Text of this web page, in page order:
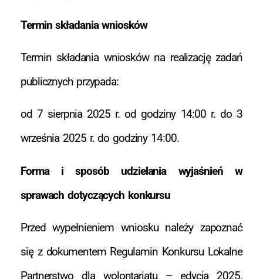
Termin składania wniosków
Termin składania wniosków na realizację zadań
publicznych przypada:
od 7 sierpnia 2025 r. od godziny 14:00 r. do 3
września 2025 r. do godziny 14:00.
Forma i sposób udzielania wyjaśnień w
sprawach dotyczących konkursu
Przed wypełnieniem wniosku należy zapoznać
się z dokumentem Regulamin Konkursu Lokalne
Partnerstwo dla wolontariatu – edycja 2025.